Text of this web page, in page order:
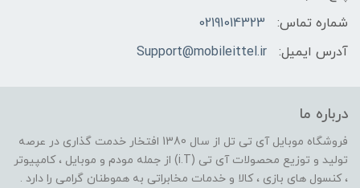
شماره تماس:
02191014323
آدرس ایمیل:
Support@mobileittel.ir
درباره ما
فروشگاه موبایل آی تی تل از سال 1380 افتخار خدمت گذاری در عرصه
تولید و توزیع محصولات آی تی (i.T) از جمله مودم و موبایل ، کامپیوتر
، کنسول های بازی ، کالا و خدمات مخابراتی به هموطنان گرامی را دارد .